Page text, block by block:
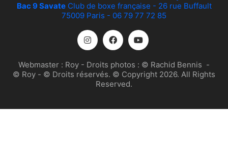
Bac 9 SavateClub de boxe française - 26 rue Buffault
75009 Paris - 06 79 77 72 85
Webmaster : Roy - Droits photos : © Rachid Bennis -
© Roy - © Droits réservés. © Copyright 2026. All Rights
Reserved.